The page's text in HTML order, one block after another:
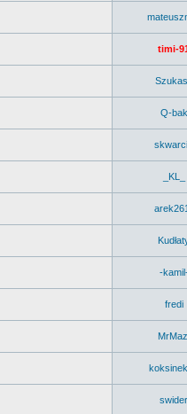
timi-
Q-bak
_KL_
-
fredi
swider